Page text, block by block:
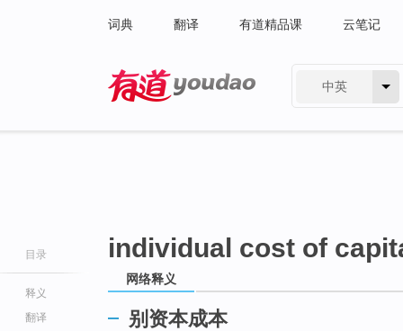
词典 翻译 有道精品课 云笔记
中英
目录
释义
翻译
individual cost of
网络释义
别资本成本